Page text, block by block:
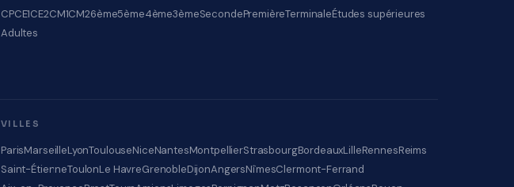
CPCE1CE2CM1CM26ème5ème4ème3èmeSecondePremièreTerminaleÉtudes supérieures
Adultes
VILLES
ParisMarseilleLyonToulouseNiceNantesMontpellierStrasbourgBordeauxLilleRennesReims
Saint-ÉtienneToulonLe HavreGrenobleDijonAngersNîmesClermont-Ferrand